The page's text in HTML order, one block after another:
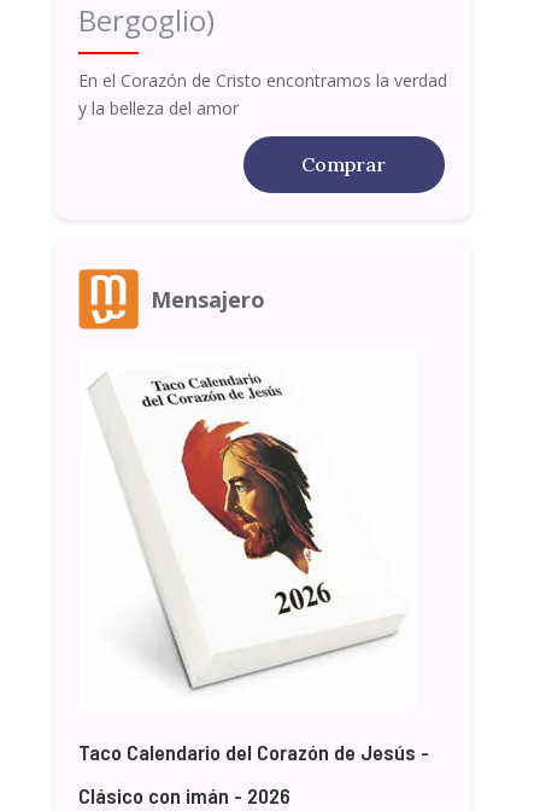
Bergoglio)
En el Corazón de Cristo encontramos la verdad
y la belleza del amor
Comprar
Mensajero
Taco Calendario del Corazón de Jesús -
Clásico con imán - 2026